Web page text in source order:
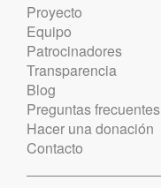
Proyecto
Equipo
Patrocinadores
Transparencia
Blog
Preguntas frecuentes
Hacer una donación
Contacto